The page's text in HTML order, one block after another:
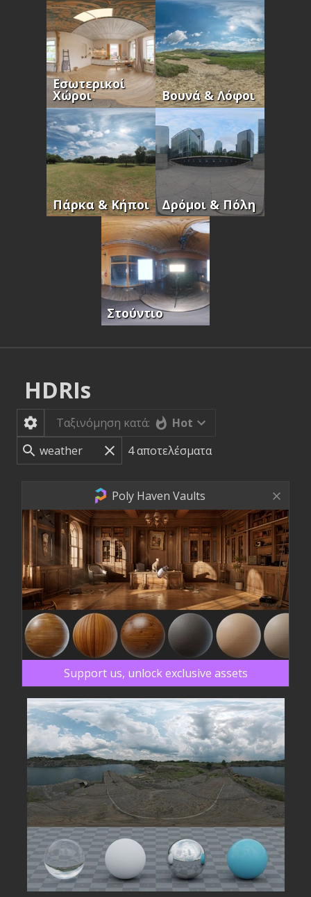
Εσωτερικοί
Χώροι Βουνά & Λόφοι
Πάρκα & Κήποι Δρόμοι & Πόλη
Στούντιο
HDRIs
Ταξινόμηση κατά:
Hot
4αποτελέσματα
Poly Haven Vaults
Support us, unlock exclusive assets